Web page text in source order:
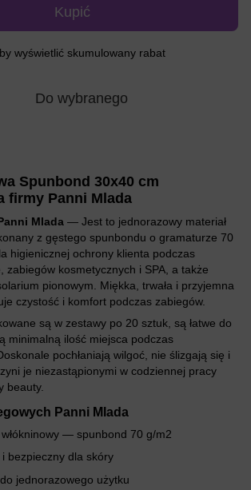
Kupić
wyświetlić skumulowany rabat
Do wybranego
Spunbond 30x40 cm
firmy Panni Mlada
Mlada — Jest to jednorazowy materiał
z gęstego spunbondu o gramaturze 70
higienicznej ochrony klienta podczas
zabiegów kosmetycznych i SPA, a także
pionowym. Miękka, trwała i przyjemna
czystość i komfort podczas zabiegów.
są w zestawy po 20 sztuk, są łatwe do
minimalną ilość miejsca podczas
pochłaniają wilgoć, nie ślizgają się i
je niezastąpionymi w codziennej pracy
beauty.
Panni Mlada
włókninowy — spunbond 70 g/m2
bezpieczny dla skóry
jednorazowego użytku